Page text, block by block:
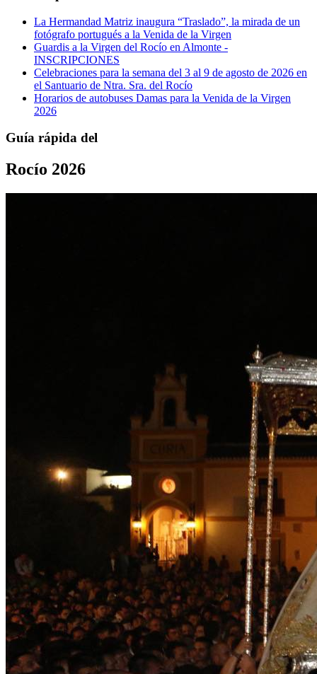
La Hermandad Matriz inaugura “Traslado”, la mirada de un
fotógrafo portugués a la Venida de la Virgen
Guardis a la Virgen del Rocío en Almonte -
INSCRIPCIONES
Celebraciones para la semana del 3 al 9 de agosto de 2026 en
el Santuario de Ntra. Sra. del Rocío
Horarios de autobuses Damas para la Venida de la Virgen
2026
Guía rápida del
Rocío 2026